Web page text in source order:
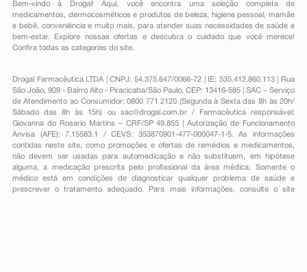
Bem-vindo à Drogal! Aqui, você encontra uma seleção completa de
medicamentos , dermocosméticos e produtos de beleza, higiene pessoal ,mamãe
e bebê, conveniênciae muito mais, para atender suas necessidades de saúde e
bem-estar. Explore nossas ofertas e descubra o cuidado que você merece!
Confira todas as categorias do site.
Drogal Farmacêutica LTDA | CNPJ: 54.375.647/0066-72 | IE: 535.412.860.113 | Rua
São João, 909 - Bairro Alto - Piracicaba/São Paulo, CEP: 13416-585 | SAC – Serviço
de Atendimento ao Consumidor: 0800 771 2120 (Segunda à Sexta das 8h às 20h/
Sábado das 8h às 15h) ou sac@drogal.com.br/ Farmacêutica responsável:
Giovanna do Rosario Martins – CRF/SP 49.855 | Autorização de Funcionamento
Anvisa (AFE): 7.15583.1 / CEVS: 353870901-477-000047-1-5. As informações
contidas neste site, como promoções e ofertas de remédios e medicamentos,
não devem ser usadas para automedicação e não substituem, em hipótese
alguma, a medicação prescrita pelo profissional da área médica. Somente o
médico está em condições de diagnosticar qualquer problema de saúde e
prescrever o tratamento adequado. Para mais informações, consulte o site